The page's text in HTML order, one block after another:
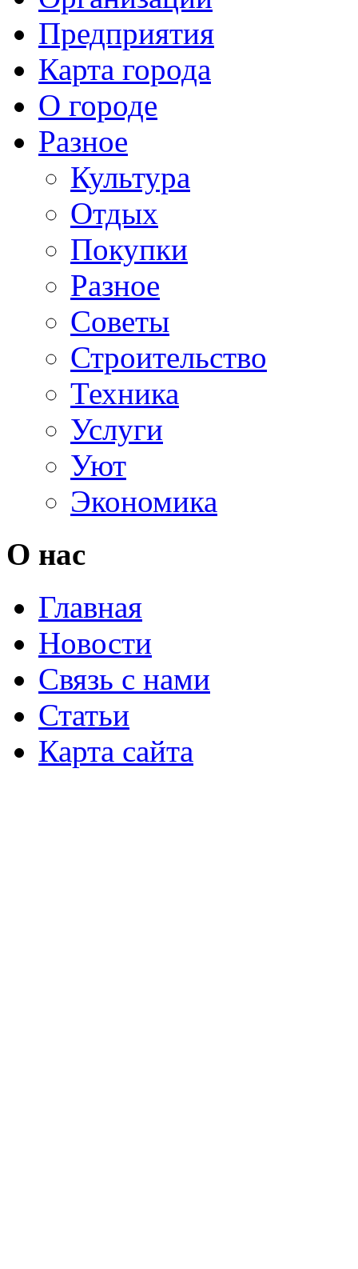
Предприятия
Карта города
О городе
Разное
Культура
Отдых
Покупки
Разное
Советы
Строительство
Техника
Услуги
Уют
Экономика
О нас
Главная
Новости
Связь с нами
Статьи
Карта сайта